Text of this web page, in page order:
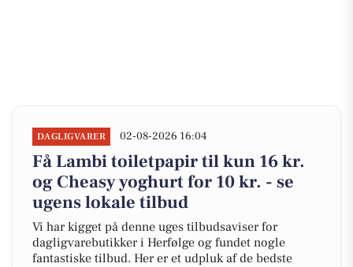
DAGLIGVARER 02-08-2026 16:04
Få Lambi toiletpapir til kun 16 kr.
og Cheasy yoghurt for 10 kr. - se
ugens lokale tilbud
Vi har kigget på denne uges tilbudsaviser for
dagligvarebutikker i Herfølge og fundet nogle
fantastiske tilbud. Her er et udpluk af de bedste